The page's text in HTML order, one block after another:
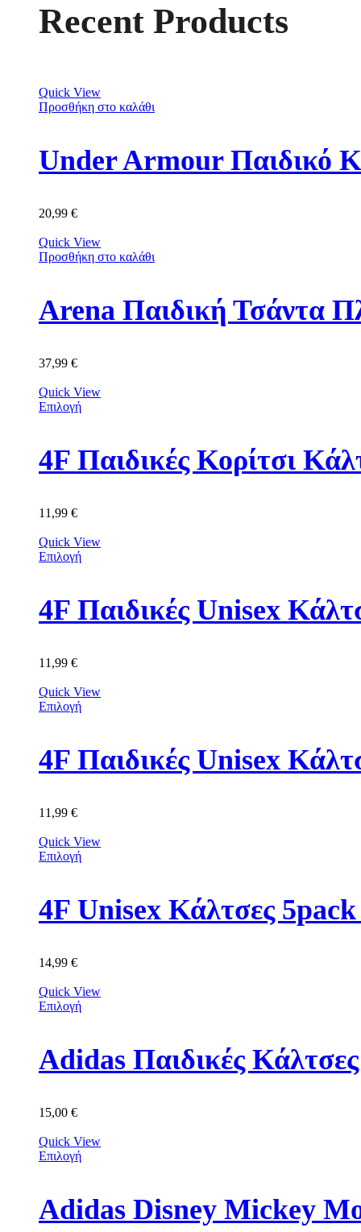
Recent Products
Quick View
Προσθήκη στο καλάθι
Under Armour Παιδικό
20,99 €
Quick View
Προσθήκη στο καλάθι
Arena Παιδική Τσάντα
37,99 €
Quick View
Επιλογή
11,99 €
Quick View
Επιλογή
11,99 €
Quick View
Επιλογή
4F Παιδικές Unisex
11,99 €
Quick View
Επιλογή
4F Unisex Κάλτσες
14,99 €
Quick View
Επιλογή
Adidas Παιδικές
15,00 €
Quick View
Επιλογή
Adidas Disney Mickey